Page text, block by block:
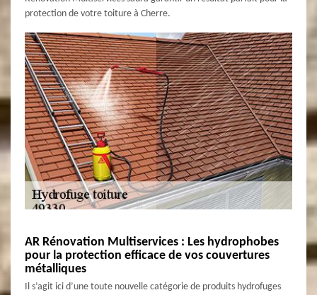
protection de votre toiture à Cherre.
AR Rénovation Multiservices : Les hydrophobes
pour la protection efficace de vos couvertures
métalliques
Il s’agit ici d’une toute nouvelle catégorie de produits hydrofuges